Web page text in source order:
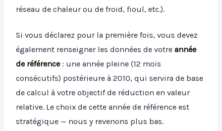
réseau de chaleur ou de froid, fioul, etc.).
Si vous déclarez pour la première fois, vous devez
également renseigner les données de votreannée
de référence : une année pleine (12 mois
consécutifs) postérieure à 2010, qui servira de base
de calcul à votre objectif de réduction en valeur
relative. Le choix de cette année de référence est
stratégique — nous y revenons plus bas.